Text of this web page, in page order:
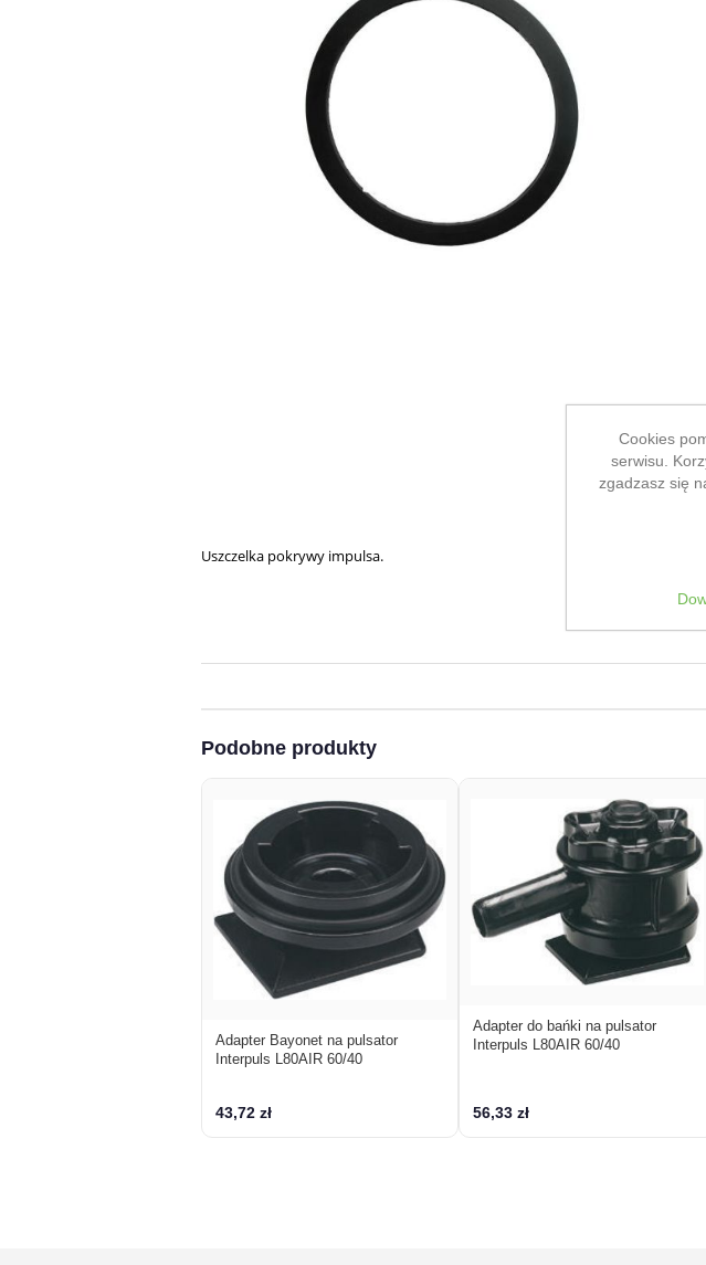
Uszczelka pokrywy impulsa.
Podobne produkty
Adapter Bayonet na pulsator
Interpuls L80AIR 60/40
43,72 zł
Adapter do bańki na pulsator
Interpuls L80AIR 60/40
56,33 zł
Cookies
serwisu.
zgadzasz się